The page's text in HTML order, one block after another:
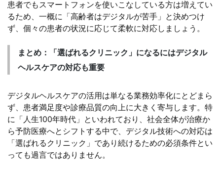
患者でもスマートフォンを使いこなしている方は増えてい
るため、一概に「高齢者はデジタルが苦手」と決めつけ
ず、個々の患者の状況に応じて柔軟に対応しましょう。
まとめ：「選ばれるクリニック」になるにはデジタル
ヘルスケアの対応も重要
デジタルヘルスケアの活用は単なる業務効率化にとどまら
ず、患者満足度や診療品質の向上に大きく寄与します。特
に「人生100年時代」といわれており、社会全体が治療か
ら予防医療へとシフトする中で、デジタル技術への対応は
「選ばれるクリニック」であり続けるための必須条件とい
っても過言ではありません。